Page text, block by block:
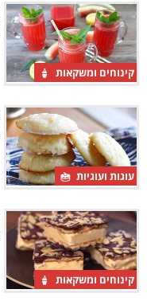
קינוחים ומשקאות
עוגות ועוגיות
קינוחים ומשקאות